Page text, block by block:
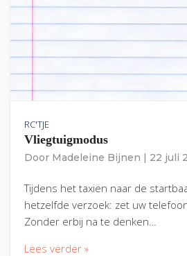
RC'TJE
Vliegtuigmodus
Door Madeleine Bijnen 22 juli
Tijdens het taxiën naar de
hetzelfde verzoek: zet uw
Zonder erbij na te denken…
Lees verder »